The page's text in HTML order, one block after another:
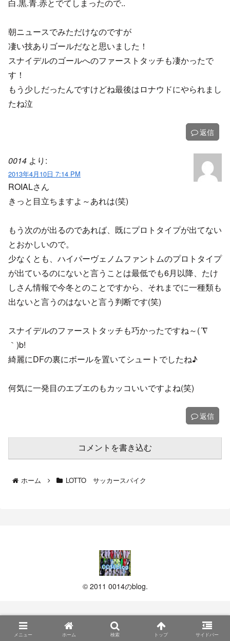
白.黒.青.赤とでてしまったので..
朝ニュースでみただけなのですが
凄い技ありゴールだなと思いました！
スナイデルのゴールへのファーストタッチも凄かったで
す！
もう少しだったんですけどね最後はロナウドにやられまし
たね泣
返信
0014 より:
2013年4月10日 7:14 PM
ROIALさん
きっと目立ちますよ～あれは(笑)
もう次のが出るのであれば、既にプロトタイプが出てない
とおかしいので。
少なくとも、ハイパーヴェノムファントムのプロトタイプ
が出ているのにないと言うことは最低でも6月以降、たけ
しさん情報で今冬とのことですから、それまでに一種類も
出ないと言うのはないと言う判断です(笑)
スナイデルのファーストタッチも巧かったですね～(´∇
｀)b!
綺麗にDFの裏にボールを置いてシュートでしたね♪
何気に一発目のエブエのもカッコいいですよね(笑)
返信
コメントを書き込む
ホーム LOTTO サッカースパイク
© 2011 0014のblog.
メニュー ホーム 検索 トップ サイドバー